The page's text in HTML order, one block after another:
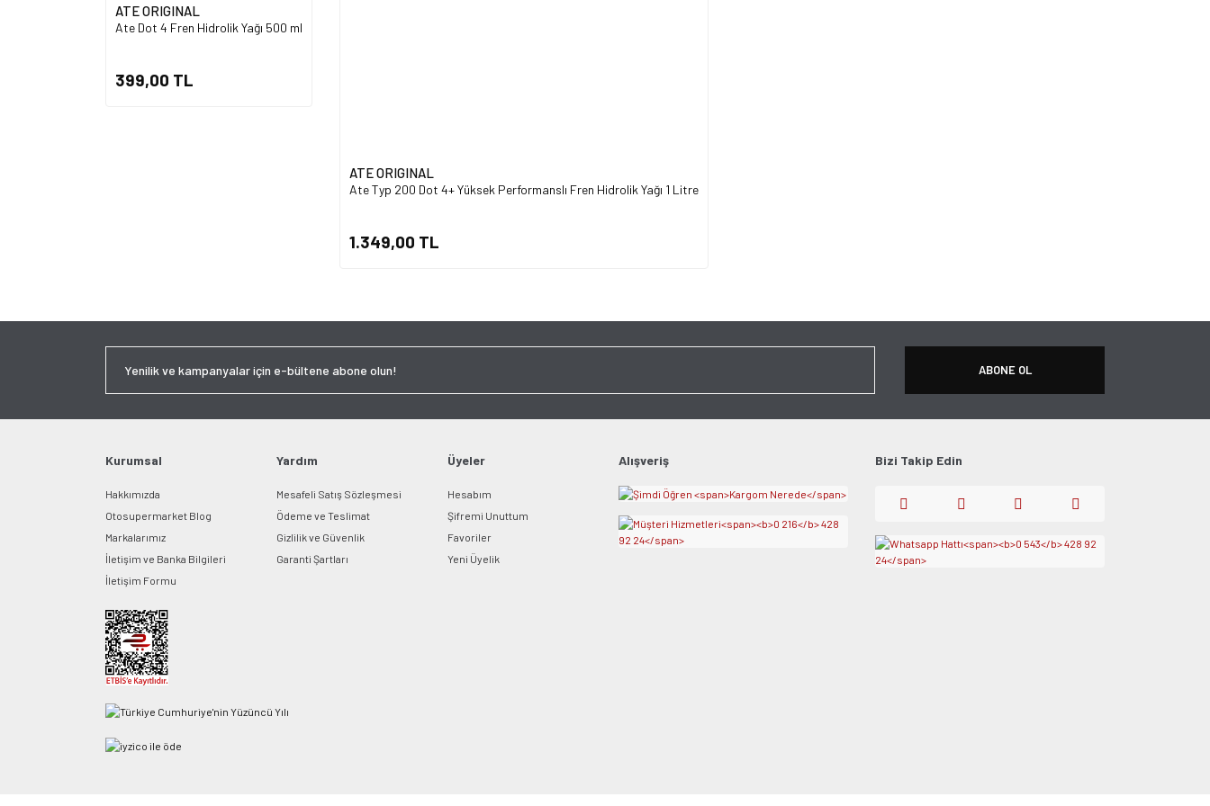
ATE ORIGINAL
Ate Dot 4 Fren Hidrolik Yağı 500 ml
399,00 TL
ATE ORIGINAL
Ate Typ 200 Dot 4+ Yüksek Performanslı Fren Hidrolik Yağı 1 Litre
1.349,00 TL
ABONE OL
Kurumsal
Hakkımızda
Otosupermarket Blog
Markalarımız
İletişim ve Banka Bilgileri
İletişim Formu
Yardım
Mesafeli Satış Sözleşmesi
Ödeme ve Teslimat
Gizlilik ve Güvenlik
Garanti Şartları
Üyeler
Hesabım
Şifremi Unuttum
Favoriler
Yeni Üyelik
Alışveriş Bizi Takip Edin